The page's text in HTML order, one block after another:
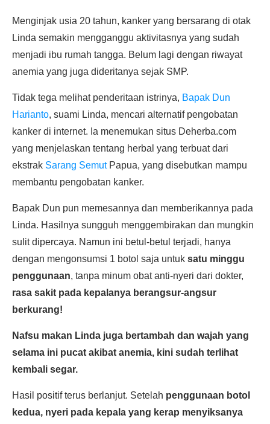
Menginjak usia 20 tahun, kanker yang bersarang di otak
Linda semakin mengganggu aktivitasnya yang sudah
menjadi ibu rumah tangga. Belum lagi dengan riwayat
anemia yang juga dideritanya sejak SMP.
Tidak tega melihat penderitaan istrinya, Bapak Dun
Harianto, suami Linda, mencari alternatif pengobatan
kanker di internet. Ia menemukan situs Deherba.com
yang menjelaskan tentang herbal yang terbuat dari
ekstrak Sarang SemutPapua, yang disebutkan mampu
membantu pengobatan kanker.
Bapak Dun pun memesannya dan memberikannya pada
Linda. Hasilnya sungguh menggembirakan dan mungkin
sulit dipercaya. Namun ini betul-betul terjadi, hanya
dengan mengonsumsi 1 botol saja untuk satu minggu
penggunaan, tanpa minum obat anti-nyeri dari dokter,
rasa sakit pada kepalanya berangsur-angsur
berkurang!
Nafsu makan Linda juga bertambah dan wajah yang
selama ini pucat akibat anemia, kini sudah terlihat
kembali segar.
Hasil positif terus berlanjut. Setelah penggunaan botol
kedua, nyeri pada kepala yang kerap menyiksanya